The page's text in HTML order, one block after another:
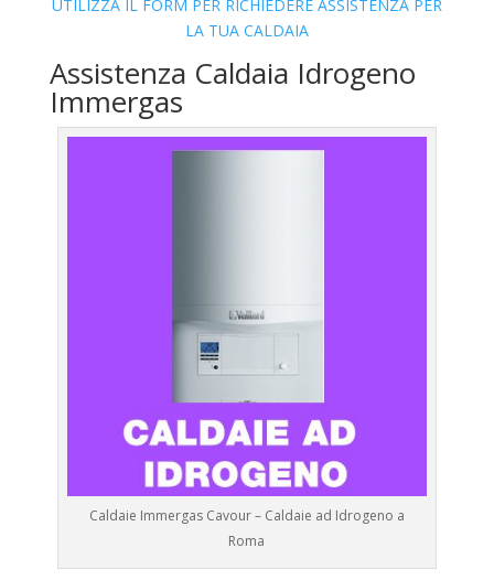
UTILIZZA IL FORM PER RICHIEDERE ASSISTENZA PER
LA TUA CALDAIA
Assistenza Caldaia Idrogeno
Immergas
Caldaie Immergas Cavour – Caldaie ad Idrogeno a
Roma